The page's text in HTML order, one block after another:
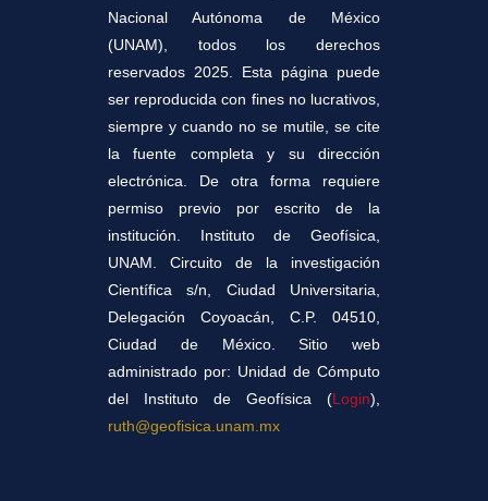
Nacional Autónoma de México
(UNAM), todos los derechos
reservados 2025. Esta página puede
ser reproducida con fines no lucrativos,
siempre y cuando no se mutile, se cite
la fuente completa y su dirección
electrónica. De otra forma requiere
permiso previo por escrito de la
institución. Instituto de Geofísica,
UNAM. Circuito de la investigación
Científica s/n, Ciudad Universitaria,
Delegación Coyoacán, C.P. 04510,
Ciudad de México. Sitio web
administrado por: Unidad de Cómputo
del Instituto de Geofísica (Login),
ruth@geofisica.unam.mx